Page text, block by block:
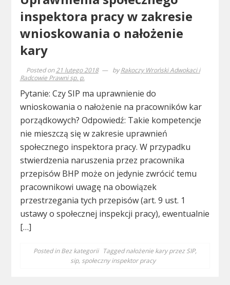
inspektora pracy w zakresie
wnioskowania o nałożenie
kary
Posted on21 lutego 2018 byRakoczy Wroński Adwokaci i
Radcowie Prawni sp. p.
Pytanie: Czy SIP ma uprawnienie do
wnioskowania o nałożenie na pracowników kar
porządkowych? Odpowiedź: Takie kompetencje
nie mieszczą się w zakresie uprawnień
społecznego inspektora pracy. W przypadku
stwierdzenia naruszenia przez pracownika
przepisów BHP może on jedynie zwrócić temu
pracownikowi uwagę na obowiązek
przestrzegania tych przepisów (art. 9 ust. 1
ustawy o społecznej inspekcji pracy), ewentualnie
[…]
Posted inBez kategorii Taggednałożenie kary przez SIP,
sip, społeczny inspektor pracy